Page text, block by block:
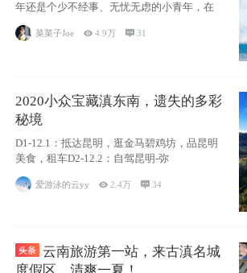
年还是个少不经事、无忧无虑的小青年，在
菜菜子Joe 4.9万 31
2020小众宝藏滇东南，遗失的多彩
秘境
D1-12.1：抵达昆明，逛金马碧鸡坊，品昆明
美食，租车D2-12.2：自驾昆明-弥
爱游泳的云yy 2.4万  34
云南旅游第一站，来古滇名城